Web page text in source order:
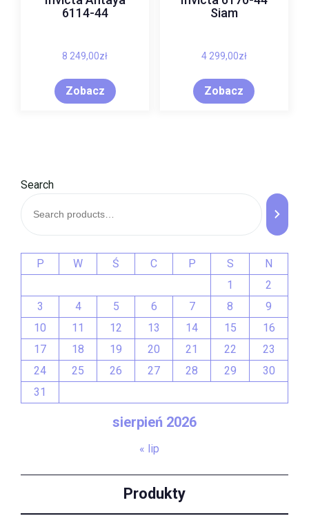
6114-44
8 249,00zł
Zobacz
Siam
4 299,00zł
Zobacz
Search
sierpień 2026
P W Ś C P S
N
1
2
3
4 5 6 7 8
9
10
11 12 13 14 15
16
17
18 19 20 21 22
23
24
25 26 27 28 29
30
31
« lip
Produkty